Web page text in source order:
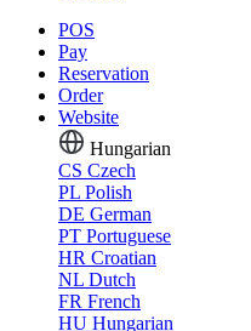
POS
Pay
Reservation
Order
Website
Hungarian
CS Czech
PL Polish
DE German
PT Portuguese
HR Croatian
NL Dutch
FR French
HU Hungarian